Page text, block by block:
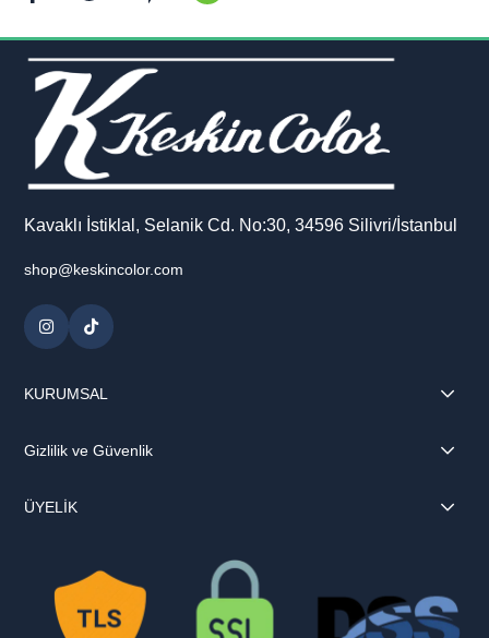
Kavaklı İstiklal, Selanik Cd. No:30, 34596 Silivri/İstanbul
shop@keskincolor.com
KURUMSAL
Gizlilik ve Güvenlik
ÜYELİK